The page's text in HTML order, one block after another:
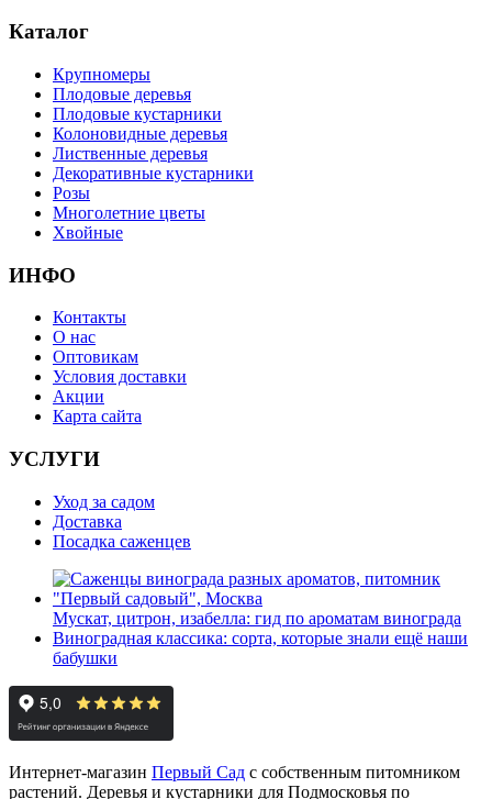
Каталог
Крупномеры
Плодовые деревья
Плодовые кустарники
Колоновидные деревья
Лиственные деревья
Декоративные кустарники
Розы
Многолетние цветы
Хвойные
ИНФО
Контакты
О нас
Оптовикам
Условия доставки
Акции
Карта сайта
УСЛУГИ
Уход за садом
Доставка
Посадка саженцев
Мускат, цитрон, изабелла: гид по ароматам винограда
Виноградная классика: сорта, которые знали ещё наши
бабушки
Интернет-магазин Первый Сад с собственным питомником
растений. Деревья и кустарники для Подмосковья по